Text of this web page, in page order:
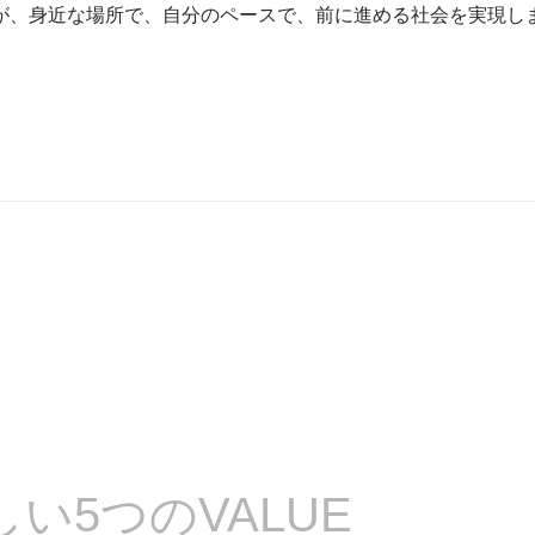
、身近な場所で、自分のペースで、 前に進める社会を実現し
い5つのVALUE